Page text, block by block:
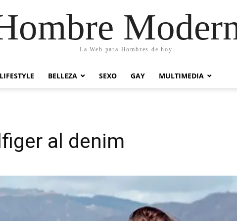
La Web para Hombres de hoy
LIFESTYLE BELLEZA SEXO GAY MULTIMEDIA
al denim